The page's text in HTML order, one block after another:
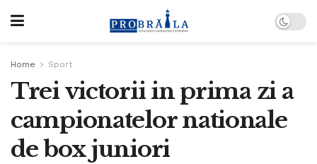
Home Sport
Trei victorii in prima zi a
campionatelor nationale
de box juniori